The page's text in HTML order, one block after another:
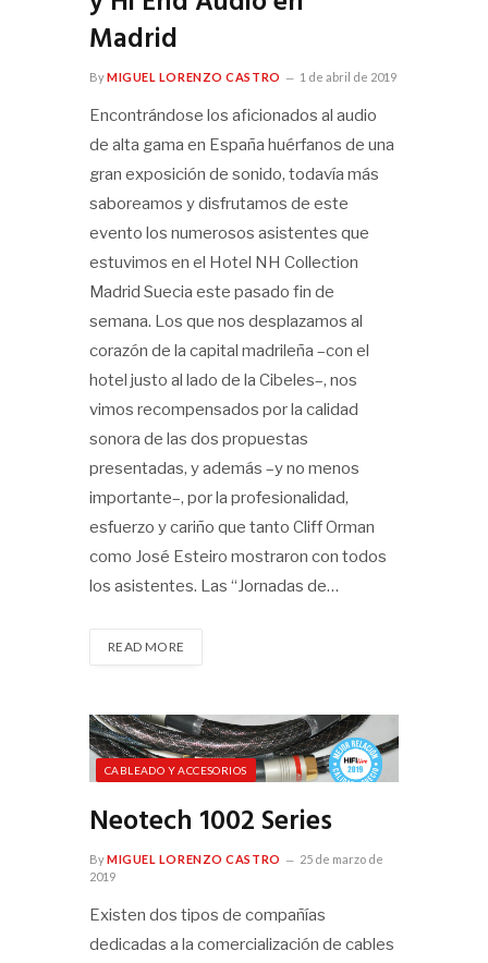
Madrid
ByMIGUEL LORENZO CASTRO 1 de abril de 2019
Encontrándose los aficionados al audio
de alta gama en España huérfanos de una
gran exposición de sonido, todavía más
saboreamos y disfrutamos de este
evento los numerosos asistentes que
estuvimos en el Hotel NH Collection
Madrid Suecia este pasado fin de
semana. Los que nos desplazamos al
corazón de la capital madrileña –con el
hotel justo al lado de la Cibeles–, nos
vimos recompensados por la calidad
sonora de las dos propuestas
presentadas, y además –y no menos
importante–, por la profesionalidad,
esfuerzo y cariño que tanto Cliff Orman
como José Esteiro mostraron con todos
los asistentes. Las “Jornadas de…
READ MORE
CABLEADO Y ACCESORIOS
Neotech 1002 Series
ByMIGUEL LORENZO CASTRO
25 de marzo de
2019
Existen dos tipos de compañías
dedicadas a la comercialización de cables